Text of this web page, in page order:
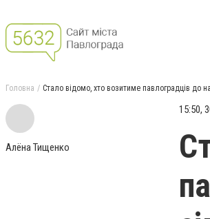
Головна Стало відомо, хто возитиме павлоградців до
Алёна Тищенко
15:50,